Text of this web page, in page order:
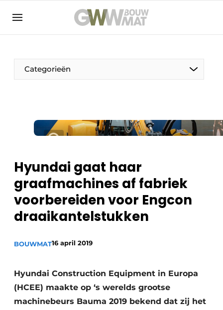
NL EN
Categorieën
De Pen
Hyundai gaat haar
graafmachines af fabriek
voorbereiden voor Engcon
draaikantelstukken
BOUWMAT16 april 2019
Hyundai Construction Equipment in Europa
(HCEE) maakte op ‘s werelds grootse
machinebeurs Bauma 2019 bekend dat zij het